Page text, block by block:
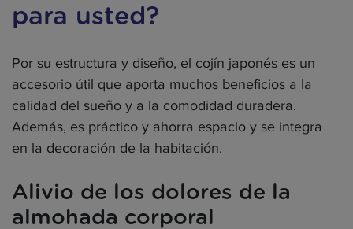
para usted?
Por su estructura y diseño, el cojín japonés es un
accesorio útil que aporta muchos beneficios a la
calidad del sueño y a la comodidad duradera.
Además, es práctico y ahorra espacio y se integra
en la decoración de la habitación.
Alivio de los dolores de la
almohada corporal